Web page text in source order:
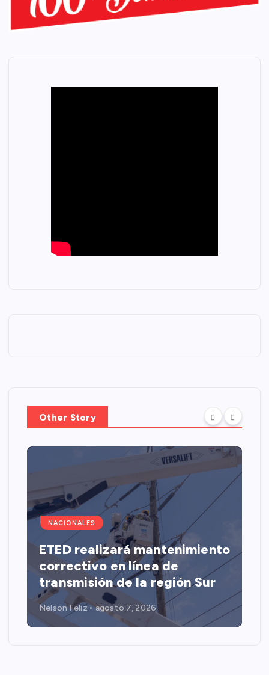
Other Story
NACIONALES
ETED realizará mantenimiento
correctivo en línea de
transmisión de la región Sur
Nelson Feliz agosto 7, 2026